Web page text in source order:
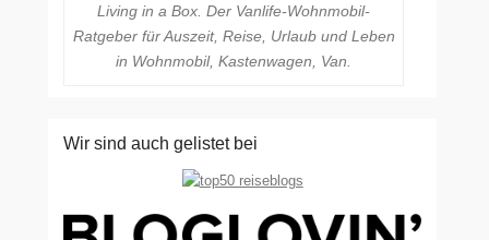
Living in a Box. Der Vanlife-Wohnmobil-
Ratgeber für Auszeit, Reise, Urlaub und Leben
in Wohnmobil, Kastenwagen, Van.
Wir sind auch gelistet bei